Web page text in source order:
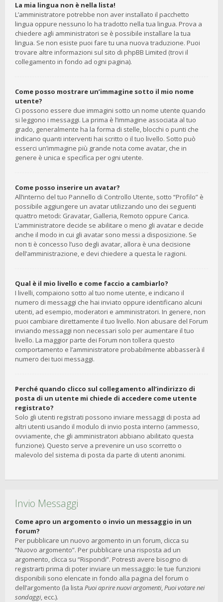
La mia lingua non è nella lista!
L’amministratore potrebbe non aver installato il pacchetto
lingua oppure nessuno lo ha tradotto nella tua lingua. Prova a
chiedere agli amministratori se è possibile installare la tua
lingua. Se non esiste puoi fare tu una nuova traduzione. Puoi
trovare altre informazioni sul sito di phpBB Limited (trovi il
collegamento in fondo ad ogni pagina).
Come posso mostrare un’immagine sotto il mio nome
utente?
Ci possono essere due immagini sotto un nome utente quando
si leggono i messaggi. La prima è l’immagine associata al tuo
grado, generalmente ha la forma di stelle, blocchi o punti che
indicano quanti interventi hai scritto o il tuo livello. Sotto può
esserci un’immagine più grande nota come avatar, che in
genere è unica e specifica per ogni utente.
Come posso inserire un avatar?
All’interno del tuo Pannello di Controllo Utente, sotto “Profilo” è
possibile aggiungere un avatar utilizzando uno dei seguenti
quattro metodi: Gravatar, Galleria, Remoto oppure Carica.
L’amministratore decide se abilitare o meno gli avatar e decide
anche il modo in cui gli avatar sono messi a disposizione. Se
non ti è concesso l’uso degli avatar, allora è una decisione
dell’amministrazione, e devi chiedere a questa le ragioni.
Qual è il mio livello e come faccio a cambiarlo?
I livelli, compaiono sotto al tuo nome utente, e indicano il
numero di messaggi che hai inviato oppure identificano alcuni
utenti, ad esempio, moderatori e amministratori. In genere, non
puoi cambiare direttamente il tuo livello. Non abusare del Forum
inviando messaggi non necessari solo per aumentare il tuo
livello. La maggior parte dei Forum non tollera questo
comportamento e l’amministratore probabilmente abbasserà il
numero dei tuoi messaggi.
Perché quando clicco sul collegamento all’indirizzo di
posta di un utente mi chiede di accedere come utente
registrato?
Solo gli utenti registrati possono inviare messaggi di posta ad
altri utenti usando il modulo di invio posta interno (ammesso,
ovviamente, che gli amministratori abbiano abilitato questa
funzione). Questo serve a prevenire un uso scorretto o
malevolo del sistema di posta da parte di utenti anonimi.
Invio Messaggi
Come apro un argomento o invio un messaggio in un
forum?
Per pubblicare un nuovo argomento in un forum, clicca su
“Nuovo argomento”. Per pubblicare una risposta ad un
argomento, clicca su “Rispondi”. Potresti avere bisogno di
registrarti prima di poter inviare un messaggio: le tue funzioni
disponibili sono elencate in fondo alla pagina del forum o
dell’argomento (la lista Puoi aprire nuovi argomenti,Puoi votare nei
sondaggi, ecc.).